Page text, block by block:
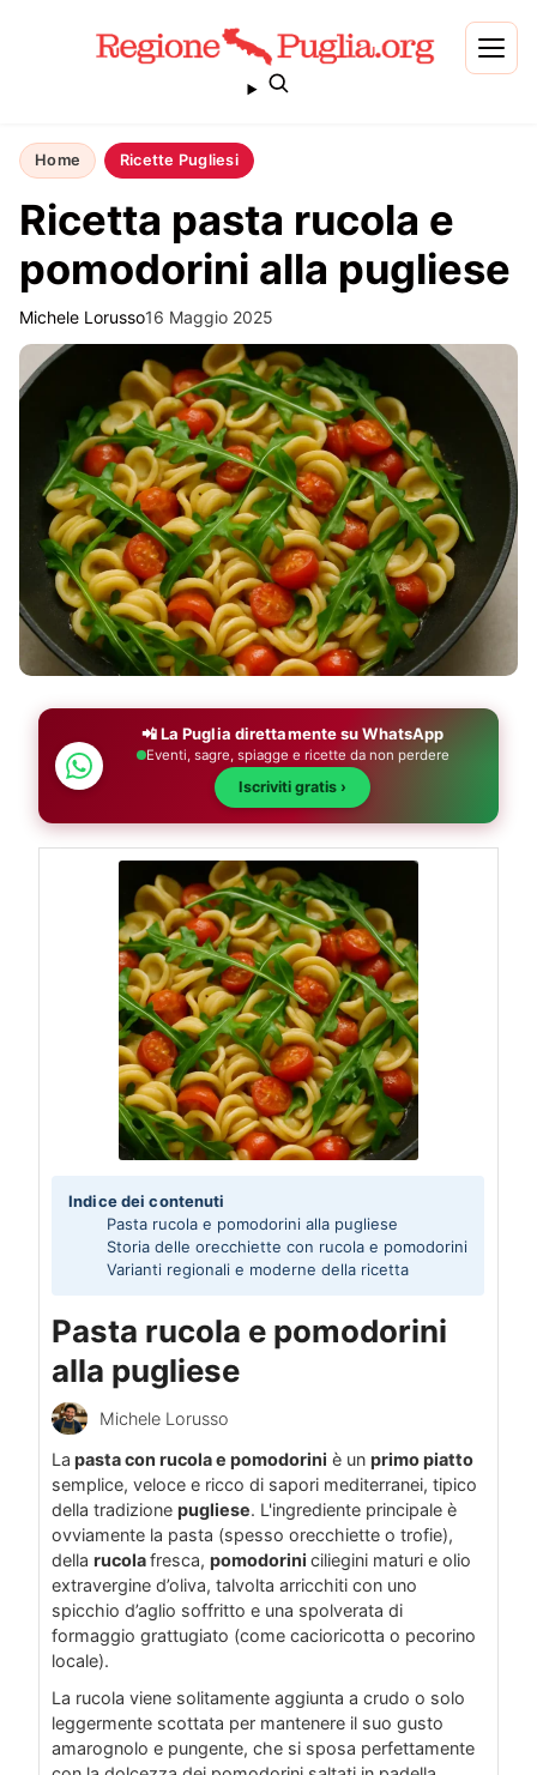
Home Ricette Pugliesi
Ricetta pasta rucola e
pomodorini alla pugliese
Michele Lorusso16 Maggio 2025
📲 La Puglia direttamente su WhatsApp
Eventi, sagre, spiagge e ricette da non perdere
Iscriviti gratis ›
Indice dei contenuti
Pasta rucola e pomodorini alla pugliese
Storia delle orecchiette con rucola e pomodorini
Varianti regionali e moderne della ricetta
Pasta rucola e pomodorini
alla pugliese
Michele Lorusso
La pasta con rucola e pomodorini è un primo piatto
semplice, veloce e ricco di sapori mediterranei, tipico
della tradizione pugliese. L'ingrediente principale è
ovviamente la pasta (spesso orecchiette o trofie),
della rucolafresca, pomodorini ciliegini maturi e olio
extravergine d’oliva, talvolta arricchiti con uno
spicchio d’aglio soffritto e una spolverata di
formaggio grattugiato (come cacioricotta o pecorino
locale).
La rucola viene solitamente aggiunta a crudo o solo
leggermente scottata per mantenere il suo gusto
amarognolo e pungente, che si sposa perfettamente